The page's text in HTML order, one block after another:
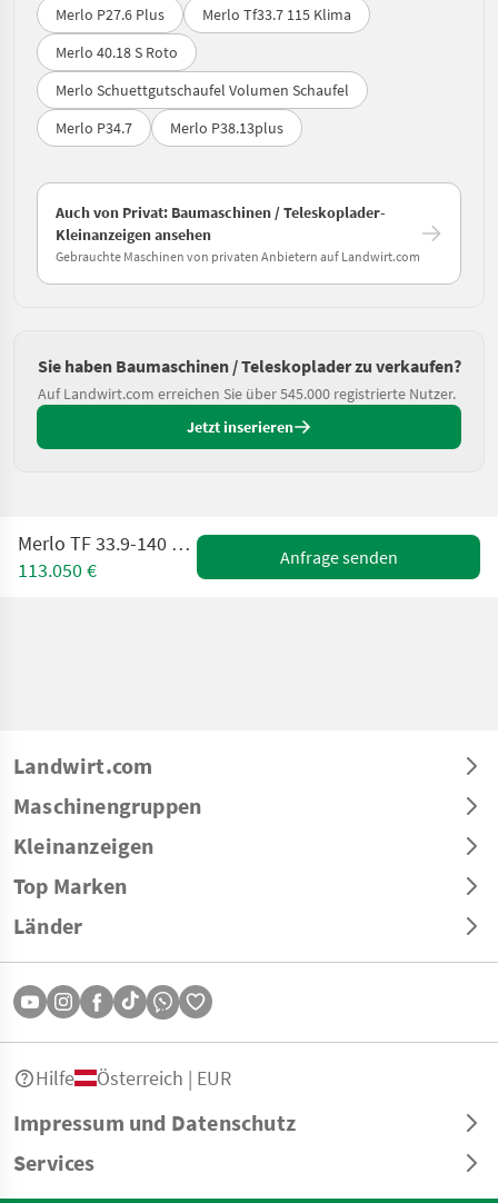
Merlo P27.6 Plus
Merlo Tf33.7 115 Klima
Merlo 40.18 S Roto
Merlo Schuettgutschaufel Volumen Schaufel
Merlo P34.7
Merlo P38.13plus
Auch von Privat: Baumaschinen / Teleskoplader-
Kleinanzeigen ansehen
Gebrauchte Maschinen von privaten Anbietern auf Landwirt.com
Sie haben Baumaschinen / Teleskoplader zu verkaufen?
Auf Landwirt.com erreichen Sie über 545.000 registrierte Nutzer.
Jetzt inserieren
Merlo TF 33.9-140 mit Anbaugeräten
113.050 €
Anfrage senden
Landwirt.com
Maschinengruppen
Kleinanzeigen
Top Marken
Länder
Impressum und Datenschutz
Services
Hilfe Österreich | EUR